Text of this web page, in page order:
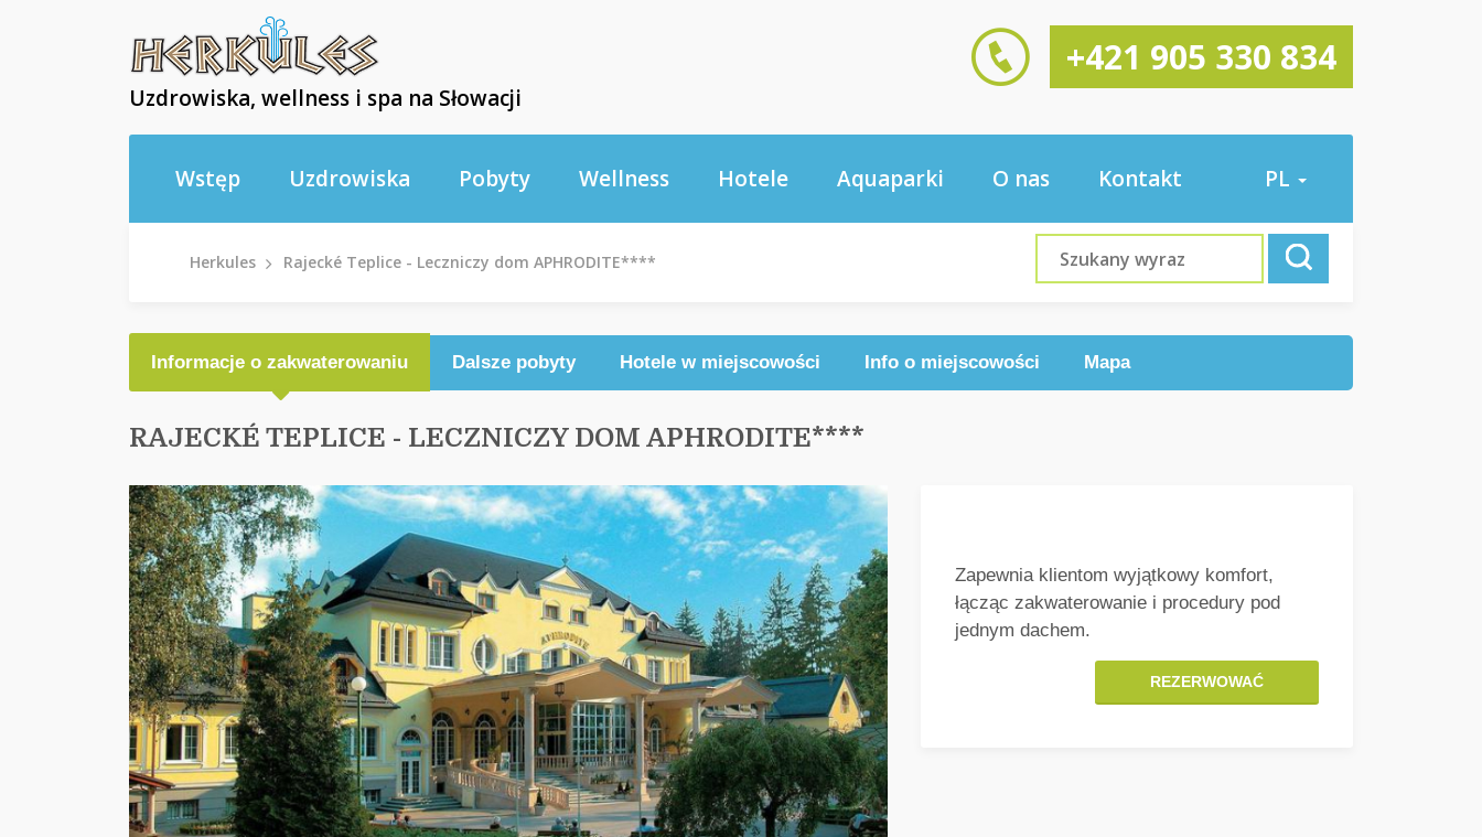
Uzdrowiska, wellness i spa na Słowacji
+421 905 330 834
Wstęp Uzdrowiska Pobyty Wellness Hotele Aquaparki O nas Kontakt PL
Herkules Rajecké Teplice - Leczniczy dom APHRODITE****
Informacje o zakwaterowaniu Dalsze pobyty Hotele w miejscowości Info o miejscowości Mapa
RAJECKÉ TEPLICE - LECZNICZY DOM APHRODITE****
Zapewnia klientom wyjątkowy komfort,
łącząc zakwaterowanie i procedury pod
jednym dachem.
REZERWOWAĆ